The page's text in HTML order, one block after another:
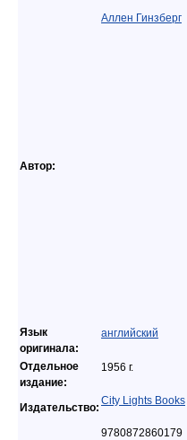
Автор:
Аллен Гинзберг
Язык
оригинала:
английский
Отдельное
издание:
1956 г.
Издательство:
City Lights Books
9780872860179